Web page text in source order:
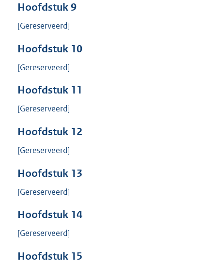
Hoofdstuk9
[Gereserveerd]
Hoofdstuk 10
[Gereserveerd]
Hoofdstuk 11
[Gereserveerd]
Hoofdstuk 12
[Gereserveerd]
Hoofdstuk 13
[Gereserveerd]
Hoofdstuk 14
[Gereserveerd]
Hoofdstuk 15